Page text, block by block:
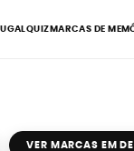
MARCAS DE
VER MARCAS EM